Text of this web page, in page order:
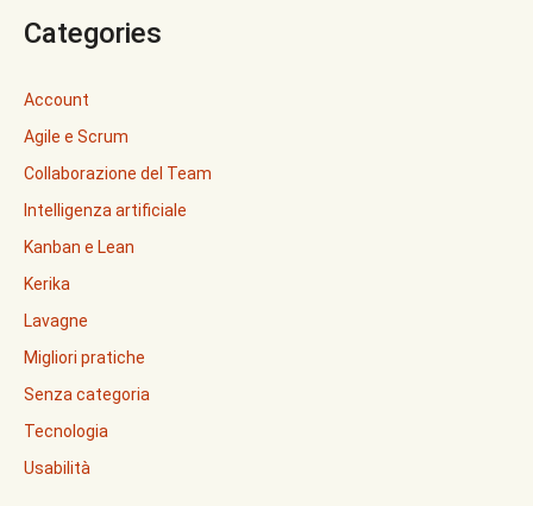
Categories
Account
Agile e Scrum
Collaborazione del Team
Intelligenza artificiale
Kanban e Lean
Kerika
Lavagne
Migliori pratiche
Senza categoria
Tecnologia
Usabilità